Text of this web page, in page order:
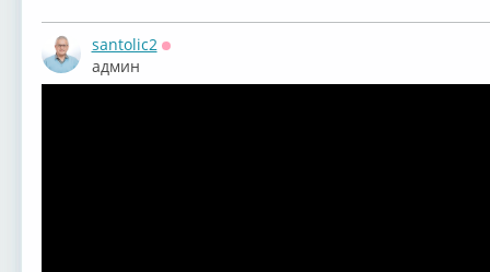
santolic2
админ